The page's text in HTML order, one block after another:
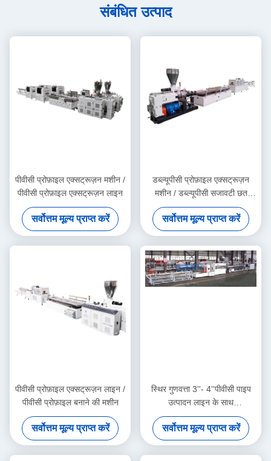
संबंधित उत्पाद
पीवीसी प्रोफ़ाइल एक्सट्रूज़न मशीन /
पीवीसी प्रोफ़ाइल एक्सट्रूज़न लाइन
सर्वोत्तम मूल्य प्राप्त करें
डब्ल्यूपीसी प्रोफ़ाइल एक्सट्रूज़न
मशीन / डब्ल्यूपीसी सजावटी छत
उत्पादन लाइन
सर्वोत्तम मूल्य प्राप्त करें
पीवीसी प्रोफ़ाइल एक्सट्रूज़न लाइन /
पीवीसी प्रोफ़ाइल बनाने की मशीन
सर्वोत्तम मूल्य प्राप्त करें
स्थिर गुणवत्ता 3''- 4''पीवीसी पाइप
उत्पादन लाइन के साथ
HYZS65/132 शंकु जुड़वां पेंच
extruder
सर्वोत्तम मूल्य प्राप्त करें